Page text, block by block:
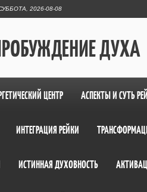
2026-08-08
ДУХА
ЦЕНТР АСПЕКТЫ И СУТЬ
ИНТЕГРАЦИЯ РЕЙКИ
ИСТИННАЯ ДУХОВНОСТЬ